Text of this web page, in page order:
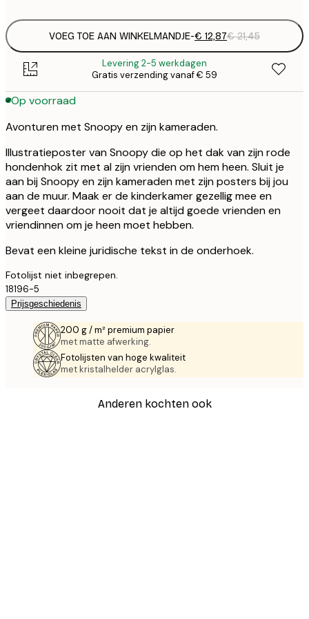
VOEG TOE AAN WINKELMANDJE-€ 12,87€ 21,45
Levering 2-5 werkdagen
Gratis verzending vanaf € 59
Op voorraad
Avonturen met Snoopy en zijn kameraden.
Illustratieposter van Snoopy die op het dak van zijn rode
hondenhok zit met al zijn vrienden om hem heen. Sluit je
aan bij Snoopy en zijn kameraden met zijn posters bij jou
aan de muur. Maak er de kinderkamer gezellig mee en
vergeet daardoor nooit dat je altijd goede vrienden en
vriendinnen om je heen moet hebben.
Bevat een kleine juridische tekst in de onderhoek.
Fotolijst niet inbegrepen.
18196-5
Prijsgeschiedenis
200 g / m² premium papier
met matte afwerking.
Fotolijsten van hoge kwaliteit
met kristalhelder acrylglas.
Anderen kochten ook